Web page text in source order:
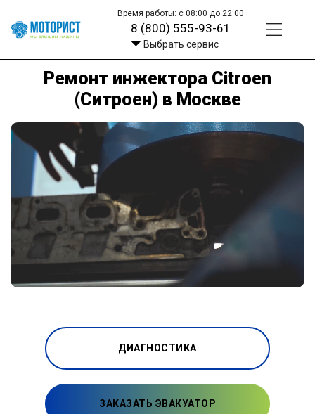
Время работы: с 08:00 до 22:00
8 (800) 555-93-61
Выбрать сервис
Ремонт инжектора Citroen
(Ситроен) в Москве
ДИАГНОСТИКА
ЗАКАЗАТЬ ЭВАКУАТОР